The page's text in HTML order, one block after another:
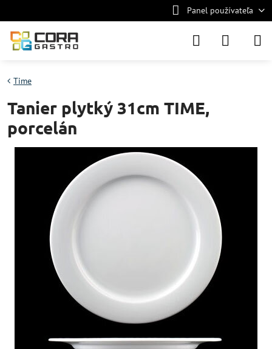
Panel používateľa
Time
Tanier plytký 31cm TIME,
porcelán